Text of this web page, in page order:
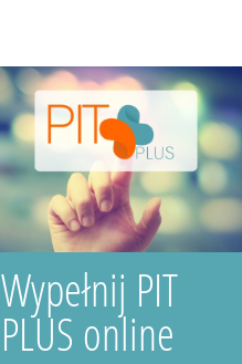
Wypełnij PIT
PLUS online